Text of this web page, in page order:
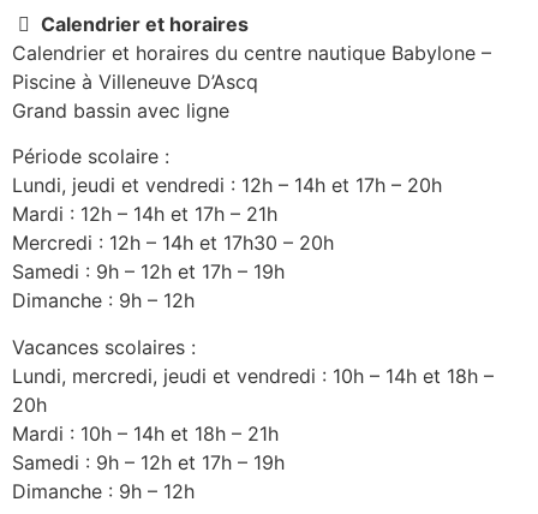
Calendrier et horaires
Calendrier et horaires du centre nautique Babylone –
Piscine à Villeneuve D’Ascq
Grand bassin avec ligne
Période scolaire :
Lundi, jeudi et vendredi : 12h – 14h et 17h – 20h
Mardi : 12h – 14h et 17h – 21h
Mercredi : 12h – 14h et 17h30 – 20h
Samedi : 9h – 12h et 17h – 19h
Dimanche : 9h – 12h
Vacances scolaires :
Lundi, mercredi, jeudi et vendredi : 10h – 14h et 18h –
20h
Mardi : 10h – 14h et 18h – 21h
Samedi : 9h – 12h et 17h – 19h
Dimanche : 9h – 12h